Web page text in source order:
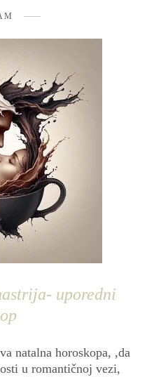
uporedni
natalna horoskopa, ,da
u romantičnoj vezi,